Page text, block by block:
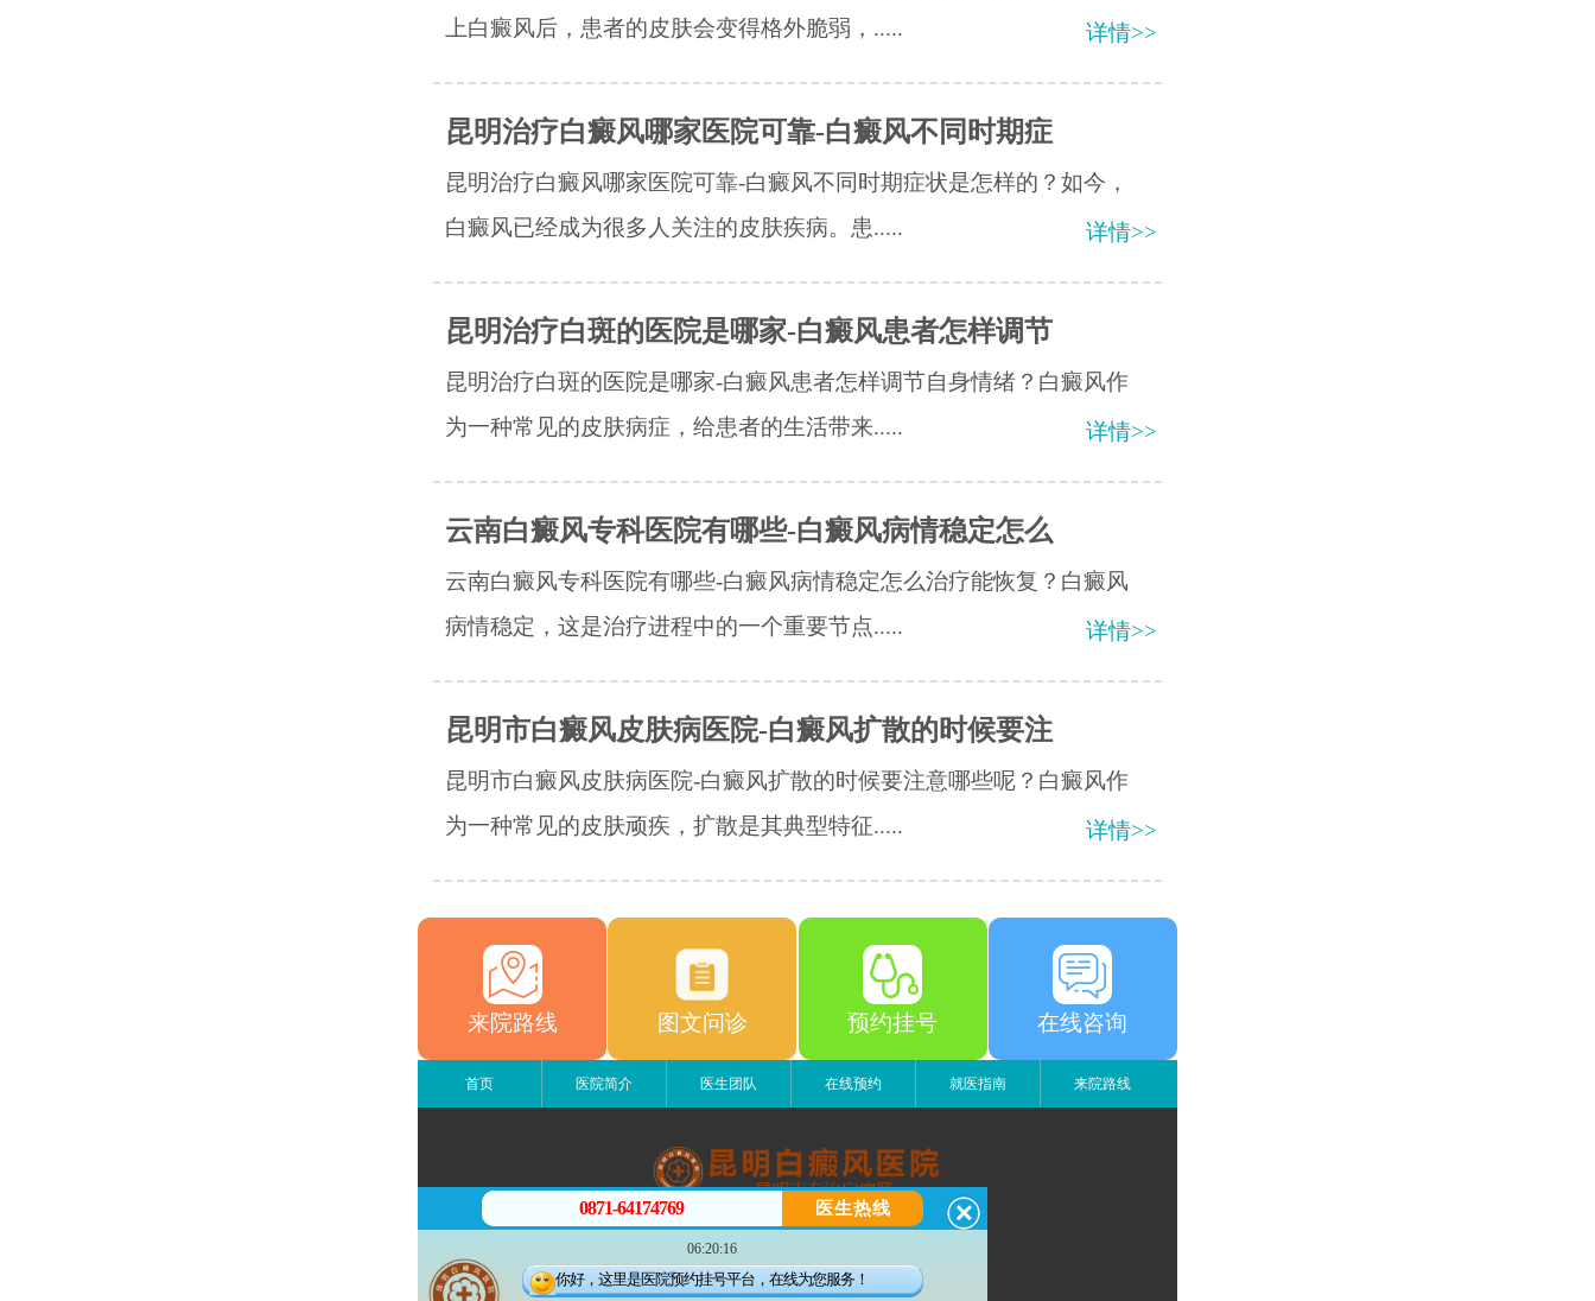
上白癜风后，患者的皮肤会变得格外脆弱，.....
详情>>
昆明治疗白癜风哪家医院可靠-白癜风不同时期症
昆明治疗白癜风哪家医院可靠-白癜风不同时期症状是怎样的？如今，
白癜风已经成为很多人关注的皮肤疾病。患.....
详情>>
昆明治疗白斑的医院是哪家-白癜风患者怎样调节
昆明治疗白斑的医院是哪家-白癜风患者怎样调节自身情绪？白癜风作
为一种常见的皮肤病症，给患者的生活带来.....
详情>>
云南白癜风专科医院有哪些-白癜风病情稳定怎么
云南白癜风专科医院有哪些-白癜风病情稳定怎么治疗能恢复？白癜风
病情稳定，这是治疗进程中的一个重要节点.....
详情>>
昆明市白癜风皮肤病医院-白癜风扩散的时候要注
昆明市白癜风皮肤病医院-白癜风扩散的时候要注意哪些呢？白癜风作
为一种常见的皮肤顽疾，扩散是其典型特征.....
详情>>
来院路线 图文问诊 预约挂号 在线咨询
首页 医院简介 医生团队 在线预约 就医指南 来院路线
昆明白癜风医院
昆明市五华区护国路2号
版权所有：昆明白癜风医院
联系电话：0871-64174769
0871-64174769 医生热线
06:20:16
你好，这里是医院预约挂号平台，在线为您服务！